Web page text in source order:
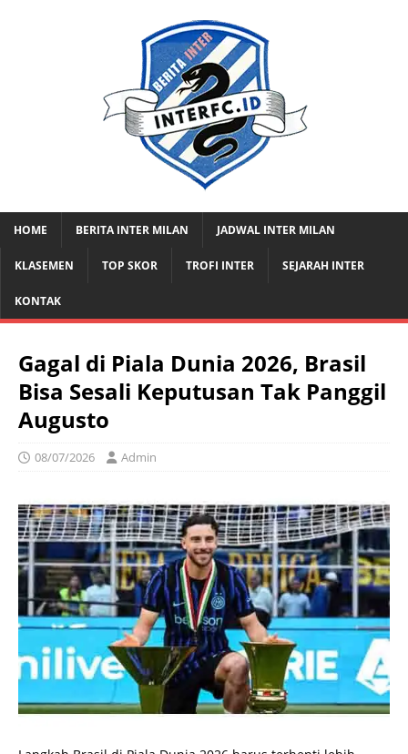
HOME BERITA INTER MILAN JADWAL INTER MILAN
KLASEMEN TOP SKOR TROFI INTER SEJARAH INTER
KONTAK
Gagal di Piala Dunia 2026, Brasil
Bisa Sesali Keputusan Tak Panggil
Augusto
08/07/2026 Admin